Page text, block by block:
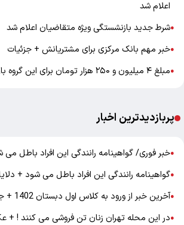
اعلام شد
●شرط جدید بازنشستگی ویژه متقاضیان اعلام شد
●خبر مهم بانک مرکزی برای مشتریانش + جزئیات
●مبلغ ۴ میلیون و ۲۵۰ هزار تومان برای این گروه بازنشستگان واریز شد
پربازدیدترین اخبار
●خبر فوری/ گواهینامه رانندگی این افراد باطل می
●گواهینامه رانندگی این افراد باطل می شود +
●آخرین خبر از ورود به کلاس اول دبستان 1402 + جزئیات
●در این محله تهران زنان تن فروشی می کنند ! +